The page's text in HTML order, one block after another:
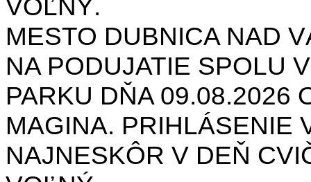
VOĽNÝ.
MESTO DUBNICA NAD
NA PODUJATIE SPOLU
PARKU DŇA 09.08.2026
MAGINA. PRIHLÁSENIE
NAJNESKÔR V DEŇ